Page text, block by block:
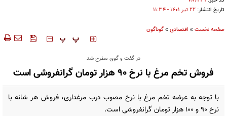
تاریخ انتشار: ۲۲ تير ۱۴۰۱ - ۱۱:۳۴
صفحه نخست » اقتصادی »گوناگون
‍‍‍ پ پ
در گفت و گوی مطرح شد
فروش تخم مرغ با نرخ ۹۰ هزار تومان گرانفروشی است
با توجه به عرضه تخم مرغ با نرخ مصوب درب مرغداری، فروش هر شانه با
نرخ ۹۰ و ۱۰۰ هزار تومان گرانفروشی است.